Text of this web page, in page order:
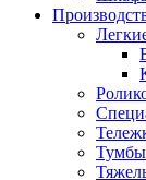
Тумбы